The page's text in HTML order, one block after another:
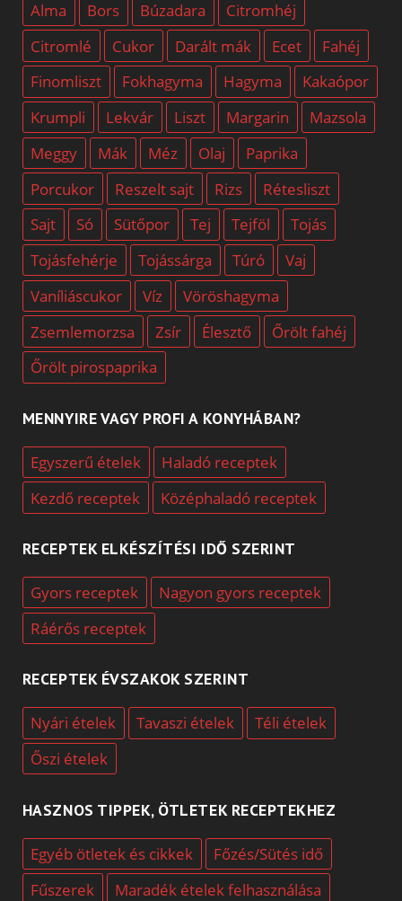
Alma Bors Búzadara
Citromhéj
Citromlé
Cukor Darált mák Ecet
Fahéj
Finomliszt
Fokhagyma Hagyma
Kakaópor
Krumpli
Lekvár Liszt Margarin
Mazsola
Meggy
Mák Méz Olaj
Paprika
Porcukor
Reszelt sajt Rizs
Rétesliszt
Sajt
Só Sütőpor Tej Tejföl
Tojás
Tojásfehérje
Tojássárga Túró
Vaj
Vaníliáscukor
Víz
Vöröshagyma
Zsemlemorzsa
Zsír Élesztő
Őrölt fahéj
Őrölt pirospaprika
MENNYIRE VAGY PROFI A KONYHÁBAN?
Egyszerű ételek
Haladó receptek
Kezdő receptek
Középhaladó receptek
RECEPTEK ELKÉSZÍTÉSI IDŐ SZERINT
Gyors receptek
Nagyon gyors receptek
Ráérős receptek
RECEPTEK ÉVSZAKOK SZERINT
Nyári ételek Tavaszi ételek
Téli ételek
Őszi ételek
HASZNOS TIPPEK, ÖTLETEK RECEPTEKHEZ
Egyéb ötletek és cikkek
Főzés/Sütés idő
Fűszerek
Maradék ételek felhasználása